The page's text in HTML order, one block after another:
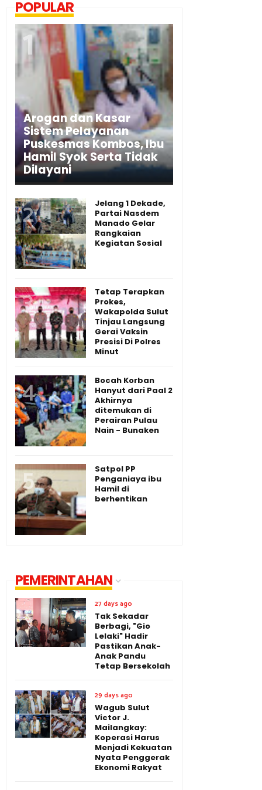
POPULAR
Arogan dan Kasar
Sistem Pelayanan
Puskesmas Kombos, Ibu
Hamil Syok Serta Tidak
Dilayani
Jelang 1 Dekade,
Partai Nasdem
Manado Gelar
Rangkaian
Kegiatan Sosial
Tetap Terapkan
Prokes,
Wakapolda Sulut
Tinjau Langsung
Gerai Vaksin
Presisi Di Polres
Minut
Bocah Korban
Hanyut dari Paal 2
Akhirnya
ditemukan di
Perairan Pulau
Nain - Bunaken
Satpol PP
Penganiaya ibu
Hamil di
berhentikan
PEMERINTAHAN
27 days ago
Tak Sekadar
Berbagi, "Gio
Lelaki" Hadir
Pastikan Anak-
Anak Pandu
Tetap Bersekolah
29 days ago
Wagub Sulut
Victor J.
Mailangkay:
Koperasi Harus
Menjadi Kekuatan
Nyata Penggerak
Ekonomi Rakyat